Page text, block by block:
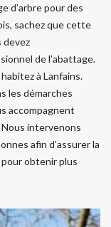
d’arbre pour des
sachez que cette
devez
de l’abattage.
à Lanfains.
les démarches
accompagnent
intervenons
afin d’assurer la
obtenir plus